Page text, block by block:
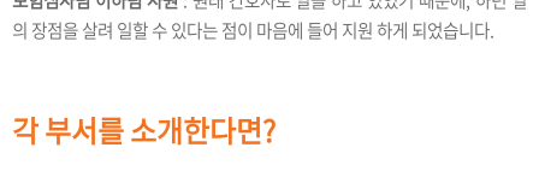
의 장점을 살려 일할 수 있다는 점이 마음에 들어 지원 하게 되었습니다.
각 부서를 소개한다면?